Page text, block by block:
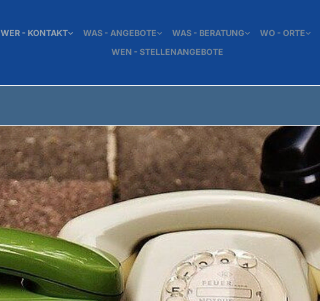
WER - KONTAKT WAS - ANGEBOTE WAS - BERATUNG WO - ORTE
WEN - STELLENANGEBOTE